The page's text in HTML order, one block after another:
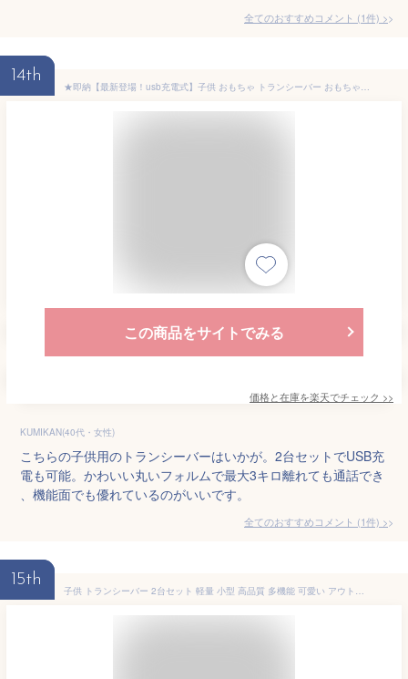
全てのおすすめコメント (1件) >
14th
★即納【最新登場！usb充電式】子供 おもちゃ トランシーバー おもちゃ 2台セット 子供 小型 知育玩具 知育おもちゃ usb充電式 最大3km通話 同時通話 子ども誕生日プレゼント クリスマスプレゼント 小学生男の子女の子2歳3歳4歳5歳6歳人気ギフト 贈り物 送料無料
この商品をサイトでみる
価格と在庫を楽天でチェック >>
KUMIKAN(40代・女性)
こちらの子供用のトランシーバーはいかが。2台セットでUSB充
電も可能。かわいい丸いフォルムで最大3キロ離れても通話でき
、機能面でも優れているのがいいです。
全てのおすすめコメント (1件) >
15th
子供 トランシーバー 2台セット 軽量 小型 高品質 多機能 可愛い アウトドア 子供用 紛失防止 安全 携帯便利 (管理S) 送料無料 【SK15966】